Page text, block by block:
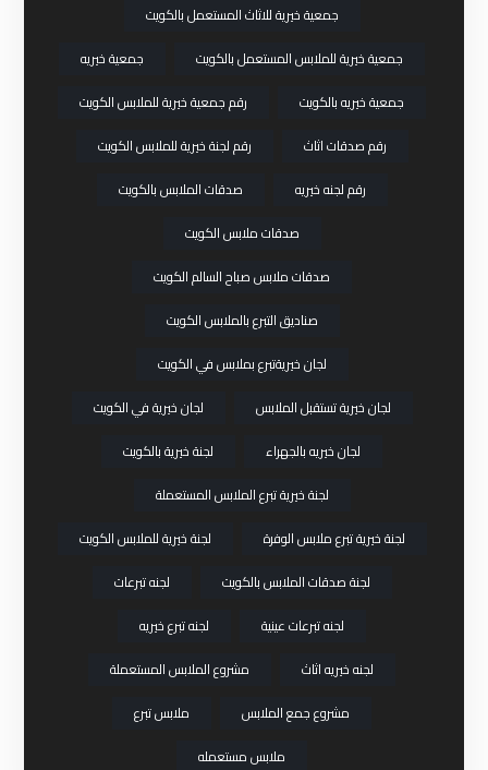
جمعية خيرية للاثاث المستعمل بالكويت
جمعية خيرية للملابس المستعمل بالكويت
جمعية خيريه
جمعية خيريه بالكويت
رقم جمعية خيرية للملابس الكويت
رقم صدقات اثاث
رقم لجنة خيرية للملابس الكويت
رقم لجنه خيريه
صدقات الملابس بالكويت
صدقات ملابس الكويت
صدقات ملابس صباح السالم الكويت
صناديق التبرع بالملابس الكويت
لجان خيريةتبرع بملابس في الكويت
لجان خيرية تستقبل الملابس
لجان خيرية في الكويت
لجان خيريه بالجهراء
لجنة خيرية بالكويت
لجنة خيرية تبرع الملابس المستعملة
لجنة خيرية تبرع ملابس الوفرة
لجنة خيرية للملابس الكويت
لجنة صدقات الملابس بالكويت
لجنه تبرعات
لجنه تبرعات عينية
لجنه تبرع خيريه
لجنه خيريه اثاث
مشروع الملابس المستعملة
مشروع جمع الملابس
ملابس تبرع
ملابس مستعمله